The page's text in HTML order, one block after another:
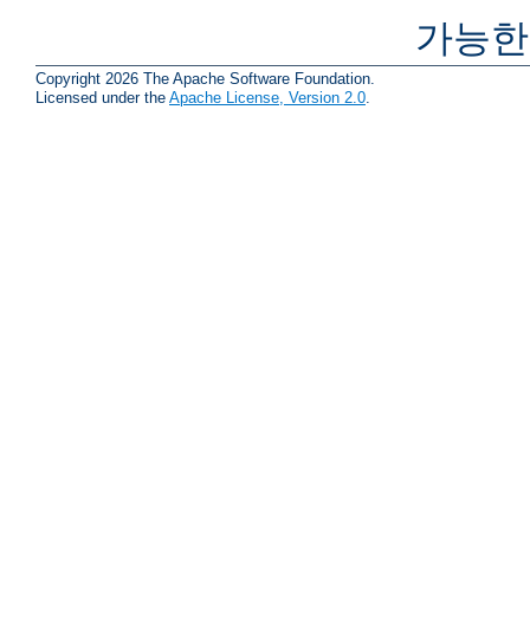
가능
Copyright 2026 The Apache Software Foundation.
Licensed under the Apache License, Version 2.0